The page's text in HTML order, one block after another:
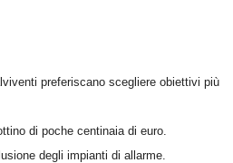
preferiscano scegliere obiettivi più
di poche centinaia di euro.
degli impianti di allarme.